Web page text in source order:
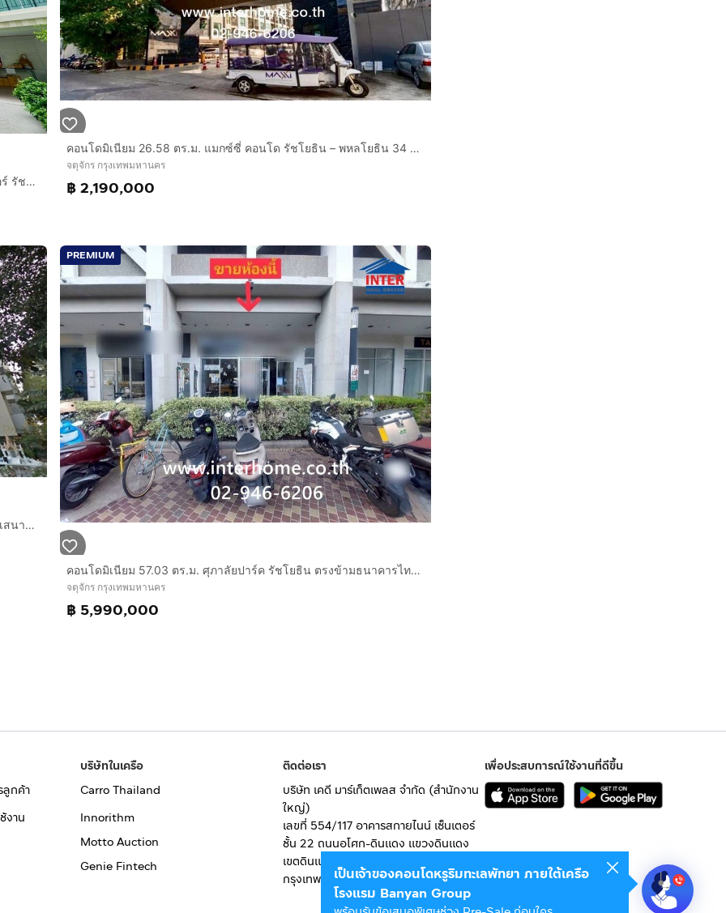
ณ 1.5 - 3 กม.
กม.
ร) ใกล้กับแยกรัชโยธิน ใช้เส้นทางหลักพหลโยธิน เชื่อมต่อถนน
อด่านรัชดาภิเษก) และทางพิเศษศรีรัช
างขึ้น-ลงสถานีอยู่บริเวณหน้าโครงการ
ารและฝั่งตรงข้าม (เมเจอร์ รัชโยธิน)
คอนโดมิเนียม 29.86 ตร.ม. ชาโตว์ อินทาวน์ รัชโยธิน เยื้องเมเจอร์ รัชโยธิน ใกล้รถไฟฟ้าBTSสถานีรัชโยธิน ซอยพหลโยธิน30 ซอยเสนานิคม1 เขตจตุจักร
คอนโดมิเนียม 26.58 ตร.ม. แมกซ์ซี่ คอนโด รัชโยธิน – พหลโยธิน 34 ซอยพหลโยธิน34 ถนนพหลโยธิน เขตจตุจักร กรุงเทพมหานคร
จตุจักร กรุงเทพมหานคร
฿ 2,190,000
คอนโดมิเนียม 63.3 ตร.ม. เดอะวอเตอร์ฟอร์ด รอยัลสูท ซอยซูซูกิ(เสนานิคม1 ซอย12) ถนนเสนานิคม1 ถนนพหลโยธิน เขตจตุจักร กรุงเทพมหานคร
PREMIUM
คอนโดมิเนียม 57.03 ตร.ม. ศุภาลัยปาร์ค รัชโยธิน ตรงข้ามธนาคารไทยพาณิชย์ สำนักงานใหญ่ ถนนรัชดาภิเษก ถนนพหลโยธิน เขตจตุจักร กรุงเทพมหานคร
จตุจักร กรุงเทพมหานคร
฿ 5,990,000
ลูกค้า
งาน
บริษัทในเครือ
Carro Thailand
Innorithm
Motto Auction
Genie Fintech
ติดต่อเรา
บริษัท เคดี มาร์เก็ตเพลส จำกัด (สำนักงาน
ใหญ่)
เลขที่ 554/117 อาคารสกายไนน์ เซ็นเตอร์
ชั้น 22 ถนนอโศก-ดินแดง แขวงดินแดง
เขตดินแดง
กรุงเทพมหานคร 10400
เพื่อประสบการณ์ใช้งานที่ดีขึ้น
เป็นเจ้าของคอนโดหรูริมทะเลพัทยา ภายใต้เครือ
โรงแรม Banyan Group